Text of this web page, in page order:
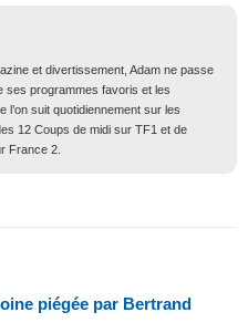
et divertissement, Adam ne passe
ses programmes favoris et les
l’on suit quotidiennement sur les
12 Coups de midi sur TF1 et de
France 2.
piégée par Bertrand